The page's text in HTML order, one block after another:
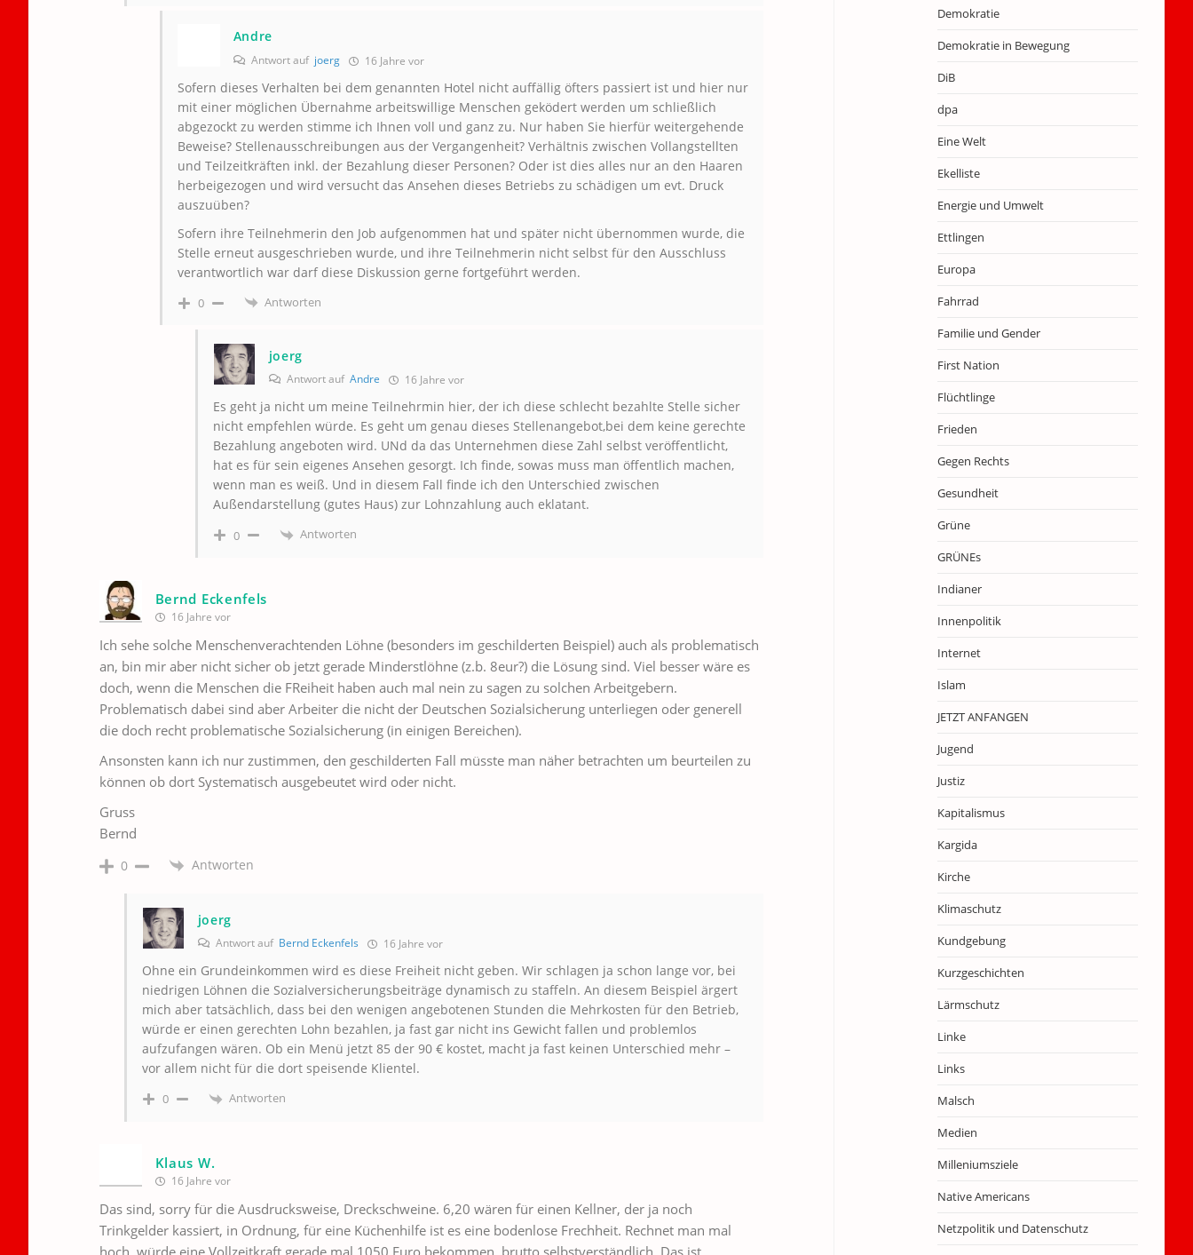
Andre
Antwort auf joerg 16 Jahre vor
Sofern dieses Verhalten bei dem genannten Hotel nicht auffällig öfters passiert ist und hier nur
mit einer möglichen Übernahme arbeitswillige Menschen geködert werden um schließlich
abgezockt zu werden stimme ich Ihnen voll und ganz zu. Nur haben Sie hierfür weitergehende
Beweise? Stellenausschreibungen aus der Vergangenheit? Verhältnis zwischen Vollangstellten
und Teilzeitkräften inkl. der Bezahlung dieser Personen? Oder ist dies alles nur an den Haaren
herbeigezogen und wird versucht das Ansehen dieses Betriebs zu schädigen um evt. Druck
auszuüben?
Sofern ihre Teilnehmerin den Job aufgenommen hat und später nicht übernommen wurde, die
Stelle erneut ausgeschrieben wurde, und ihre Teilnehmerin nicht selbst für den Ausschluss
verantwortlich war darf diese Diskussion gerne fortgeführt werden.
0 Antworten
joerg
Antwort auf Andre 16 Jahre vor
Es geht ja nicht um meine Teilnehrmin hier, der ich diese schlecht bezahlte Stelle sicher
nicht empfehlen würde. Es geht um genau dieses Stellenangebot,bei dem keine gerechte
Bezahlung angeboten wird. UNd da das Unternehmen diese Zahl selbst veröffentlicht,
hat es für sein eigenes Ansehen gesorgt. Ich finde, sowas muss man öffentlich machen,
wenn man es weiß. Und in diesem Fall finde ich den Unterschied zwischen
Außendarstellung (gutes Haus) zur Lohnzahlung auch eklatant.
0 Antworten
Bernd Eckenfels
16 Jahre vor
Ich sehe solche Menschenverachtenden Löhne (besonders im geschilderten Beispiel) auch als problematisch
an, bin mir aber nicht sicher ob jetzt gerade Minderstlöhne (z.b. 8eur?) die Lösung sind. Viel besser wäre es
doch, wenn die Menschen die FReiheit haben auch mal nein zu sagen zu solchen Arbeitgebern.
Problematisch dabei sind aber Arbeiter die nicht der Deutschen Sozialsicherung unterliegen oder generell
die doch recht problematische Sozialsicherung (in einigen Bereichen).
Ansonsten kann ich nur zustimmen, den geschilderten Fall müsste man näher betrachten um beurteilen zu
können ob dort Systematisch ausgebeutet wird oder nicht.
Gruss
Bernd
0 Antworten
joerg
Antwort auf Bernd Eckenfels 16 Jahre vor
Ohne ein Grundeinkommen wird es diese Freiheit nicht geben. Wir schlagen ja schon lange vor, bei
niedrigen Löhnen die Sozialversicherungsbeiträge dynamisch zu staffeln. An diesem Beispiel ärgert
mich aber tatsächlich, dass bei den wenigen angebotenen Stunden die Mehrkosten für den Betrieb,
würde er einen gerechten Lohn bezahlen, ja fast gar nicht ins Gewicht fallen und problemlos
aufzufangen wären. Ob ein Menü jetzt 85 der 90 € kostet, macht ja fast keinen Unterschied mehr –
vor allem nicht für die dort speisende Klientel.
0 Antworten
Klaus W.
16 Jahre vor
Das sind, sorry für die Ausdrucksweise, Dreckschweine. 6,20 wären für einen Kellner, der ja noch
Trinkgelder kassiert, in Ordnung, für eine Küchenhilfe ist es eine bodenlose Frechheit. Rechnet man mal
hoch, würde eine Vollzeitkraft gerade mal 1050 Euro bekommen, brutto selbstverständlich. Das ist
Demokratie
Demokratie in Bewegung
DiB
dpa
Eine Welt
Ekelliste
Energie und Umwelt
Ettlingen
Europa
Fahrrad
Familie und Gender
First Nation
Flüchtlinge
Frieden
Gegen Rechts
Gesundheit
Grüne
GRÜNEs
Indianer
Innenpolitik
Internet
Islam
JETZT ANFANGEN
Jugend
Justiz
Kapitalismus
Kargida
Kirche
Klimaschutz
Kundgebung
Kurzgeschichten
Lärmschutz
Linke
Links
Malsch
Medien
Milleniumsziele
Native Americans
Netzpolitik und Datenschutz